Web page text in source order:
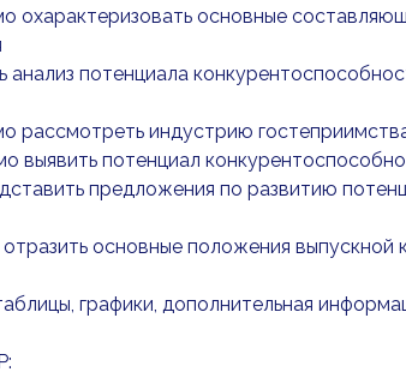
охарактеризовать основные
потенциала
рассмотреть индустрию
выявить потенциал
предложения по развитию
основные положения
графики, дополнительная